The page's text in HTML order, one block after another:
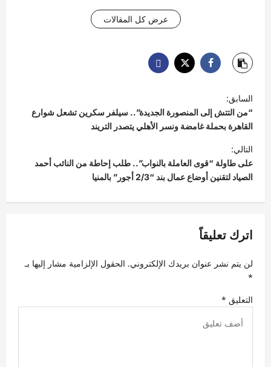
عرض كل المقالات
ت
ص
فّ
ح
ا
ل
م
ا
ل
ا
ت
السابق:
“من التتش إلى المنصورة الجديدة”.. سيلفر سكرين تشعل شوارع
القاهرة بحملة غامضة ونسر الأهلي يتصدر التريند
التالي:
على طاولة “قوى العاملة بالنواب”.. طلب إحاطة من النائب أحمد
الصياد لتقنين أوضاع عمال بند “2/3 أجور” بالمنيا
اترك تعليقاً
لن يتم نشر عنوان بريدك الإلكتروني. الحقول الإلزامية مشار إليها بـ
*
التعليق *